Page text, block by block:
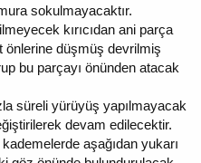
sokulmayacaktır.
kırıcıdan ani parça
önlerine düşmüş devrilmiş
bu parçayı önünden atacak
süreli yürüyüş yapılmayacak
devam edilecektir.
aşağıdan yukarı